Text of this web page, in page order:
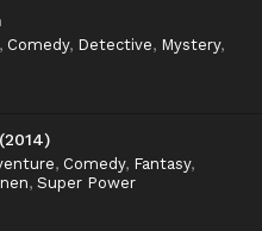
, Comedy, Detective, Mystery,
, Comedy, Fantasy,
, Super Power